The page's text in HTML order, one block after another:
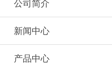
公司简介
新闻中心
产品中心